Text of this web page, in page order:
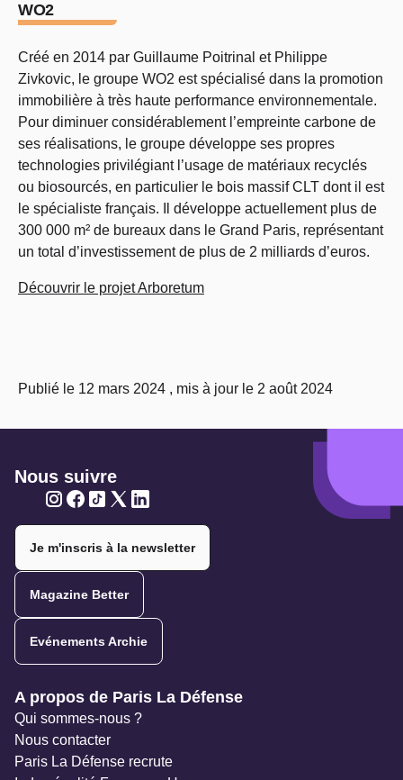
WO2
Créé en 2014 par Guillaume Poitrinal et Philippe
Zivkovic, le groupe WO2 est spécialisé dans la promotion
immobilière à très haute performance environnementale.
Pour diminuer considérablement l’empreinte carbone de
ses réalisations, le groupe développe ses propres
technologies privilégiant l’usage de matériaux recyclés
ou biosourcés, en particulier le bois massif CLT dont il est
le spécialiste français. Il développe actuellement plus de
300 000 m² de bureaux dans le Grand Paris, représentant
un total d’investissement de plus de 2 milliards d’euros.
Découvrir le projet Arboretum
Publié le 12 mars 2024 , mis à jour le 2 août 2024
Nous suivre
Je m'inscris à la newsletter
Magazine Better
Evénements Archie
Navigation secondaire
A propos de Paris La Défense
Qui sommes-nous ?
Nous contacter
Paris La Défense recrute